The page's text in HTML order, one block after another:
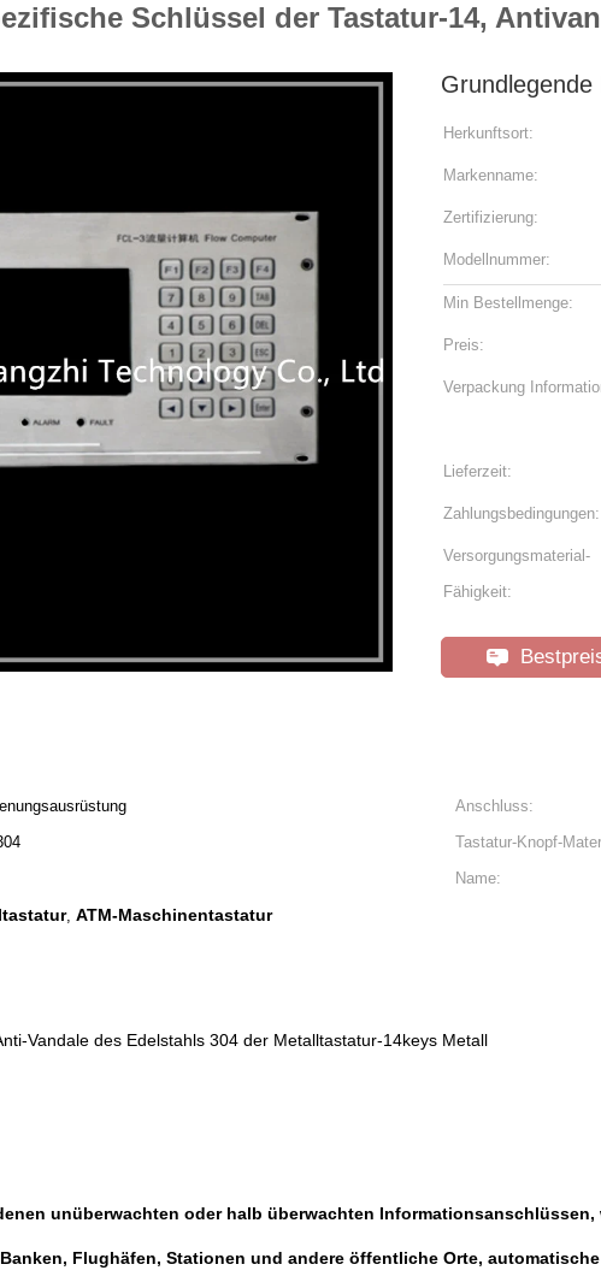
Schlüssel der Tastatur-14,
Herkunftsort:
Markenname:
Zertifizierung:
Modellnummer:
Min Bestellmenge:
Preis:
Verpackung
Lieferzeit:
Zahlungsbedingungen:
Versorgungsmaterial-
Fähigkeit:
Anschluss:
Tastatur-Knopf-
Name:
, ATM-Maschinentastatur
Vandale des Edelstahls 304 der Metalltastatur-14keys Metall
unüberwachten oder halb überwachten
Flughäfen, Stationen und andere öffentliche Orte,